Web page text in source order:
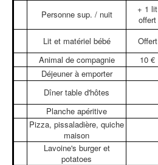
Personne sup. / nuit
+ 1 lit
offert
Lit et matériel bébé Offert
Animal de compagnie
10 €
Déjeuner à emporter
Dîner table d'hôtes
Planche apéritive
Pizza, pissaladière, quiche
maison
Lavoine's burger et
potatoes